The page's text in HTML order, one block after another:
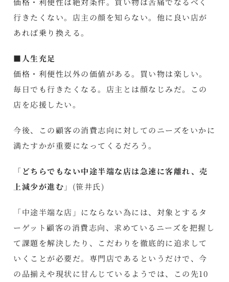
行きたくない。店主の顔を知らない。他に良い店が
あれば乗り換える。
■人生充足
価格・利便性以外の価値がある。買い物は楽しい。
毎日でも行きたくなる。店主とは顔なじみだ。この
店を応援したい。
今後、この顧客の消費志向に対してのニーズをいかに
満たすかが重要になってくるだろう。
「どちらでもない中途半端な店は急速に客離れ、売
上減少が進む 」(笹井氏)
「中途半端な店」にならない為には、対象とするタ
ーゲット顧客の消費志向、求めているニーズを把握し
て課題を解決したり、こだわりを徹底的に追求して
いくことが必要だ。専門店であるというだけで、今
の品揃えや現状に甘んじているようでは、この先10